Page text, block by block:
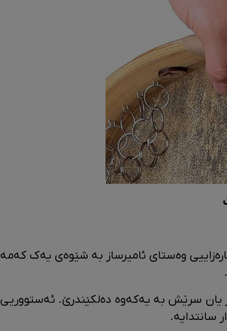
وەستای ئامیرساز بە شێوەی یەک کەمە
سرێش بە یەکەوە دەلکێندرێ. ئەستووریی
سانتدایە.